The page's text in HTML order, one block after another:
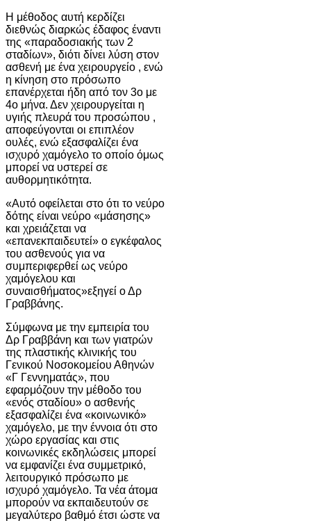
Η μέθοδος αυτή κερδίζει
διεθνώς διαρκώς έδαφος έναντι
της «παραδοσιακής των 2
σταδίων», διότι δίνει λύση στον
ασθενή με ένα χειρουργείο , ενώ
η κίνηση στο πρόσωπο
επανέρχεται ήδη από τον 3ο με
4ο μήνα. Δεν χειρουργείται η
υγιής πλευρά του προσώπου ,
αποφεύγονται οι επιπλέον
ουλές, ενώ εξασφαλίζει ένα
ισχυρό χαμόγελο το οποίο όμως
μπορεί να υστερεί σε
αυθορμητικότητα.
«Αυτό οφείλεται στο ότι το νεύρο
δότης είναι νεύρο «μάσησης»
και χρειάζεται να
«επανεκπαιδευτεί» ο εγκέφαλος
του ασθενούς για να
συμπεριφερθεί ως νεύρο
χαμόγελου και
συναισθήματος»εξηγεί ο Δρ
Γραββάνης.
Σύμφωνα με την εμπειρία του
Δρ Γραββάνη και των γιατρών
της πλαστικής κλινικής του
Γενικού Νοσοκομείου Αθηνών
«Γ Γεννηματάς», που
εφαρμόζουν την μέθοδο του
«ενός σταδίου» ο ασθενής
εξασφαλίζει ένα «κοινωνικό»
χαμόγελο, με την έννοια ότι στο
χώρο εργασίας και στις
κοινωνικές εκδηλώσεις μπορεί
να εμφανίζει ένα συμμετρικό,
λειτουργικό πρόσωπο με
ισχυρό χαμόγελο. Τα νέα άτομα
μπορούν να εκπαιδευτούν σε
μεγαλύτερο βαθμό έτσι ώστε να